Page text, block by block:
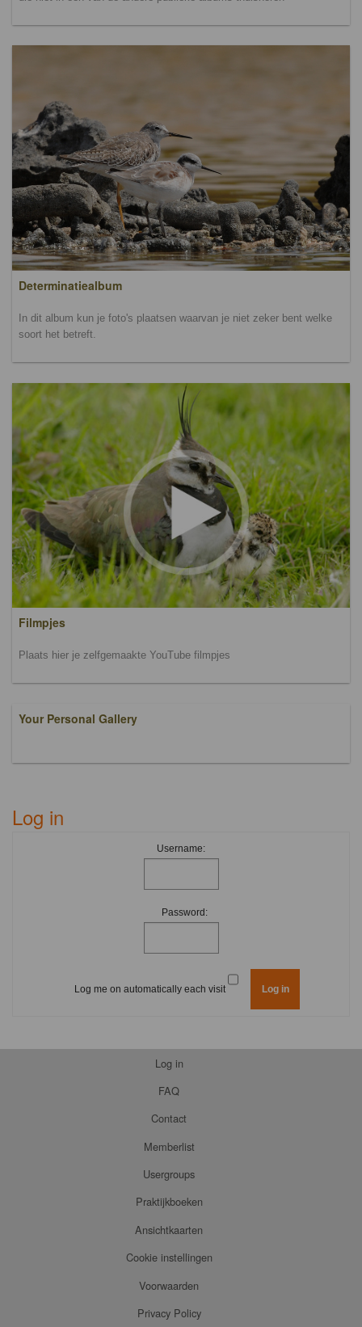
Determinatiealbum
In dit album kun je foto's plaatsen waarvan je niet zeker bent welke
soort het betreft.
Filmpjes
Plaats hier je zelfgemaakte YouTube filmpjes
Your Personal Gallery
Log in
Username:
Password:
Log me on automatically each visit
Log in
FAQ
Contact
Memberlist
Usergroups
Praktijkboeken
Ansichtkaarten
Cookie instellingen
Voorwaarden
Privacy Policy